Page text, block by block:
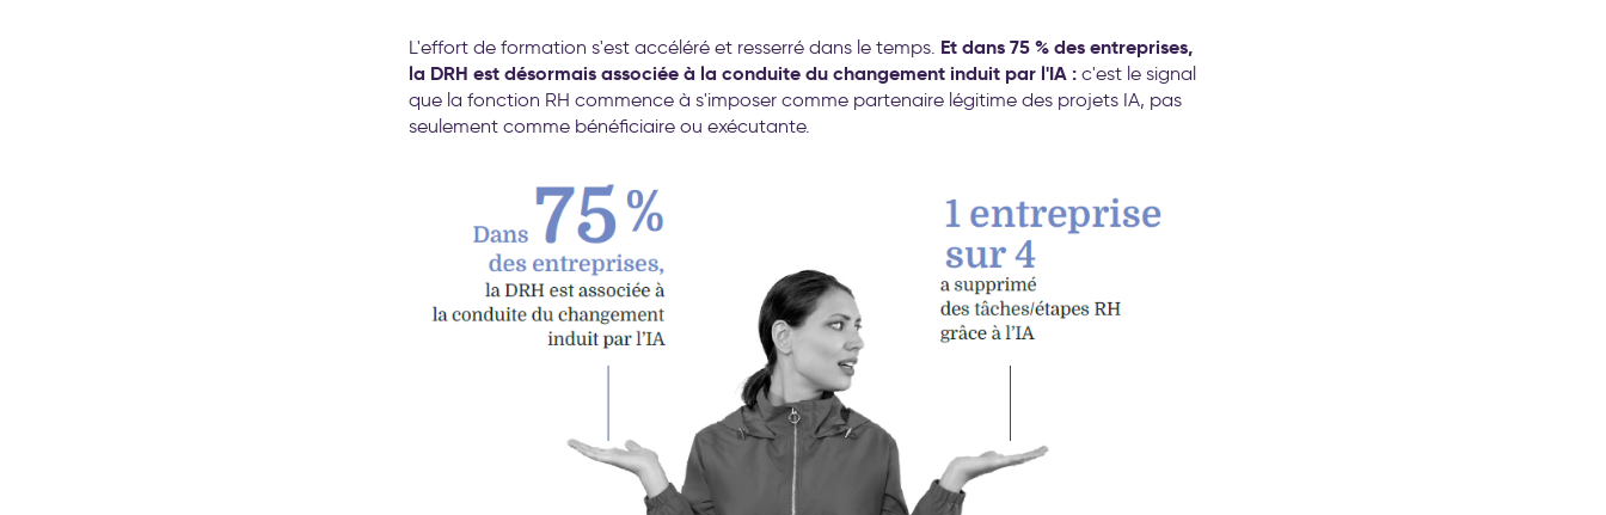
L'effort de formation s'est accéléré et resserré dans le temps. Et dans 75 % des entreprises,
la DRH est désormais associée à la conduite du changement induit par l'IA : c'est le signal
que la fonction RH commence à s'imposer comme partenaire légitime des projets IA, pas
seulement comme bénéficiaire ou exécutante.